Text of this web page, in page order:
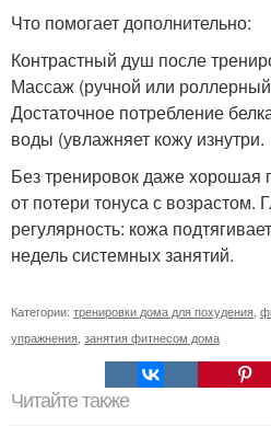
Что помогает дополнительно:
Контрастный душ после
Массаж (ручной или
Достаточное потребление
воды (увлажняет кожу изнутри.
Без тренировок даже хорошая
от потери тонуса с возрастом.
регулярность: кожа
недель системных занятий.
Категории: тренировки дома для похудения
упражнения занятия фитнесом дома
Читайте также